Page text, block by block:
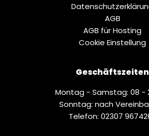
AGB
AGB für Hosting
Cookie Einstellung
Geschäftszeiten
Montag - Samstag: 08 -
Sonntag: nach
Telefon: 02307